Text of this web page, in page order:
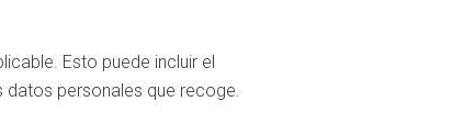
Esto puede incluir el
datos personales que recoge.